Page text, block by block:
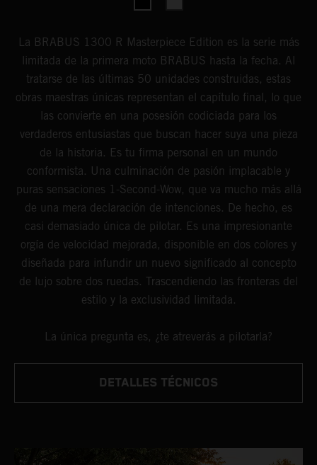
La BRABUS 1300 R Masterpiece Edition es la serie más
limitada de la primera moto BRABUS hasta la fecha. Al
tratarse de las últimas 50 unidades construidas, estas
obras maestras únicas representan el capítulo final, lo que
las convierte en una posesión codiciada para los
verdaderos entusiastas que buscan hacer suya una pieza
de la historia. Es tu firma personal en un mundo
conformista. Una culminación de pasión implacable y
puras sensaciones 1-Second-Wow, que va mucho más allá
de una mera declaración de intenciones. De hecho, es
casi demasiado única de pilotar. Es una impresionante
orgía de velocidad mejorada, disponible en dos colores y
diseñada para infundir un nuevo significado al concepto
de lujo sobre dos ruedas. Trascendiendo las fronteras del
estilo y la exclusividad limitada.
La única pregunta es, ¿te atreverás a pilotarla?
DETALLES TÉCNICOS